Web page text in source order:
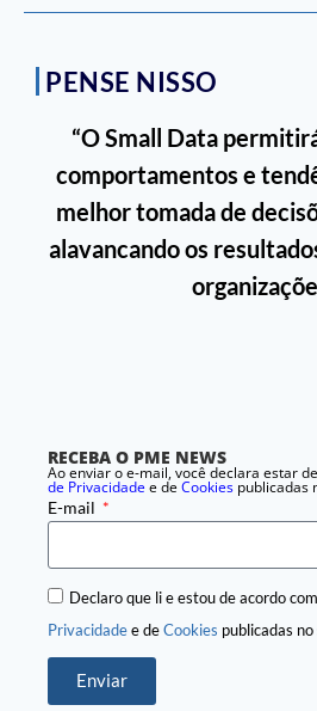
PENSE NISSO
“O Small Data
comportamentos e
melhor tomada de
alavancando os
RECEBA O PME NEWS
Ao enviar o e-mail, você declara estar
de Privacidadee deCookies publicadas
E-mail
Declaro que li e estou de acordo
Privacidadee deCookies publicadas no
Enviar